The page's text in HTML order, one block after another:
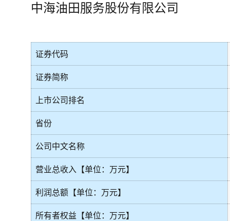
中海油田服务股份有限公司
证券代码
证券简称
上市公司排名
省份
公司中文名称
营业总收入【单位：万元】
利润总额【单位：万元】
所有者权益【单位：万元】